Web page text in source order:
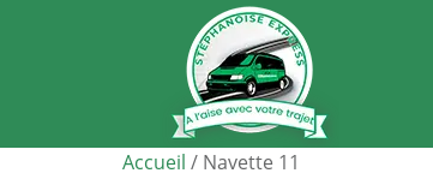
Accueil / Navette 11